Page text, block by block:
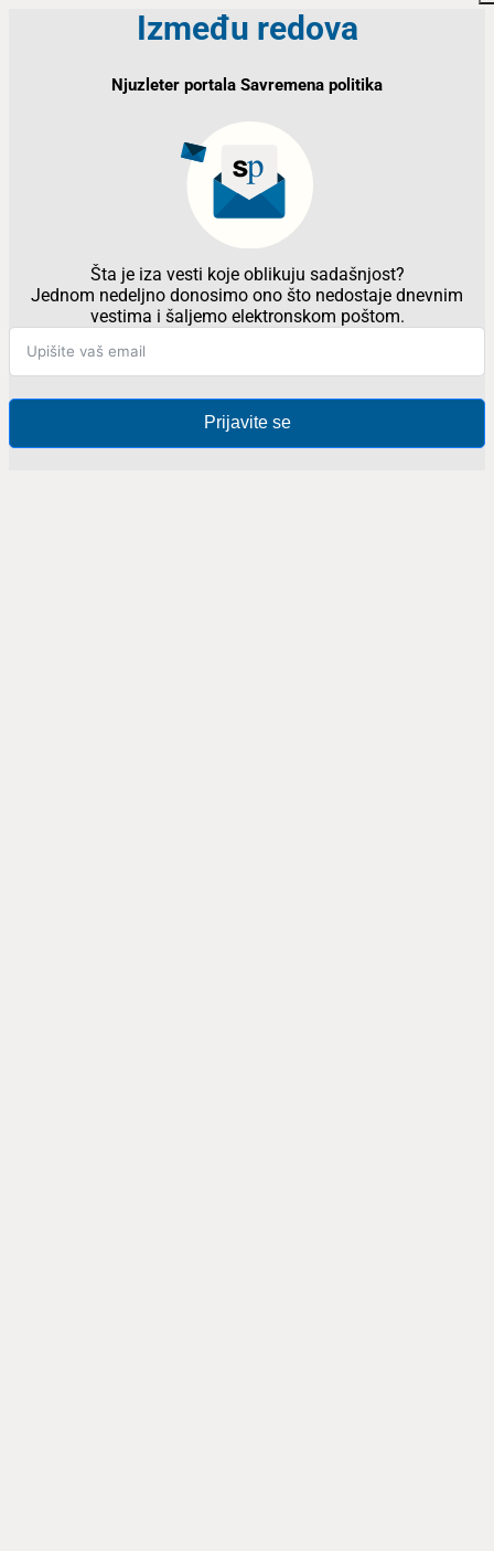
Između redova
Njuzleter portala Savremena politika
Šta je iza vesti koje oblikuju sadašnjost?
Jednom nedeljno donosimo ono što nedostaje dnevnim
vestima i šaljemo elektronskom poštom.
Prijavite se